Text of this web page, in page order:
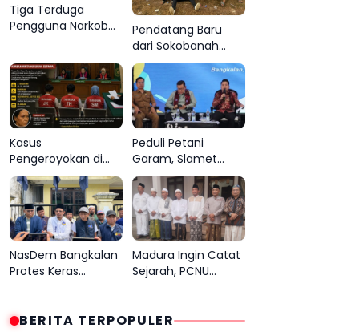
Tiga Terduga
Pengguna Narkoba
Kejar Pemasok
Pendatang Baru
dari Sokobanah
Sampang Curi
Perhatian di Piala
AHY Bangkalan,
Super Marcoet
Juara 1 Galatama
Kasus
Pengeroyokan di
Cangkarman Masuk
Meja Hijau, Korban
Minta Pelaku
Dihukum Setimpal
Peduli Petani
Garam, Slamet
Ariyadi Tegaskan
Komitmen
Perjuangkan
Kesejahteraan
Masyarakat Madura
NasDem Bangkalan
Protes Keras
Gerindra
Madura Ingin Catat
Sejarah, PCNU
Muktamar ke-35 NU
BERITA TERPOPULER